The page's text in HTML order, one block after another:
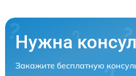
Нужна
Закажите бесплатную